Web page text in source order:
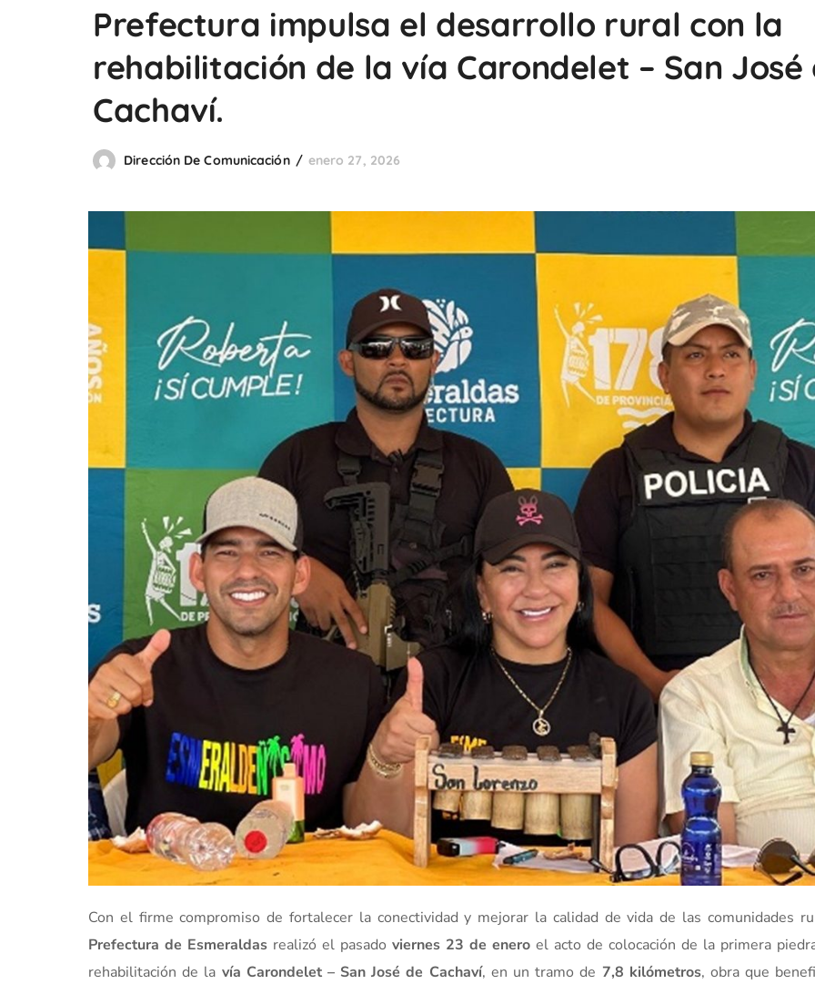
Prefectura impulsa el desarrollo rural con la
rehabilitación de la vía Carondelet – San José
Cachaví.
Dirección De Comunicación enero 27, 2026
Con el firme compromiso de fortalecer la conectividad y mejorar la calidad de vida de las comunidades
Prefectura de Esmeraldasrealizó el pasado viernes 23 de eneroel acto de colocación de la primera
rehabilitación de la vía Carondelet – San José de Cachaví, en un tramo de 7,8 kilómetros, obra que